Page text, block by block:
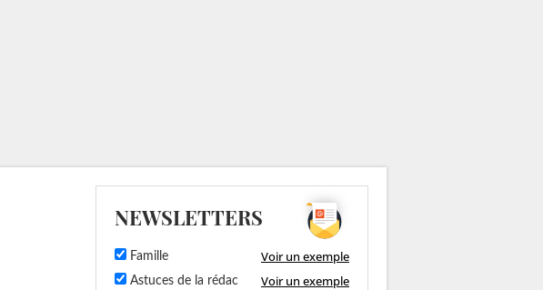
NEWSLETTERS
Famille Voir un exemple
Astuces de la rédac Voir un exemple